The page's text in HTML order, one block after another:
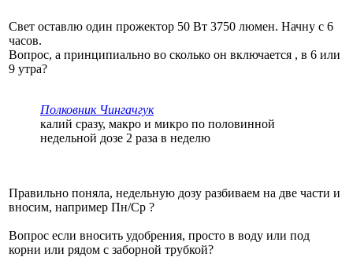
Свет оставлю один прожектор 50 Вт 3750 люмен. Начну с 6
часов.
Вопрос, а принципиально во сколько он включается , в 6 или
9 утра?
Полковник Чингачгук
калий сразу, макро и микро по половинной
недельной дозе 2 раза в неделю
Правильно поняла, недельную дозу разбиваем на две части и
вносим, например Пн/Ср ?
Вопрос если вносить удобрения, просто в воду или под
корни или рядом с заборной трубкой?